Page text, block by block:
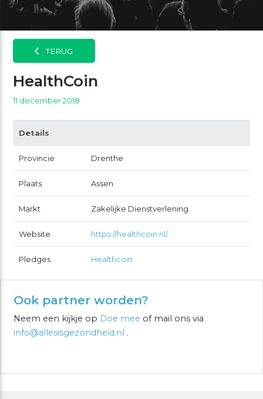
TERUG
HealthCoin
11 december 2018
Details
Provincie Drenthe
Plaats Assen
Markt Zakelijke Dienstverlening
Website https://healthcoin.nl/
Pledges Healthcoin
Ook partner worden?
Neem een kijkje op Doe mee of mail ons via
info@allesisgezondheid.nl .